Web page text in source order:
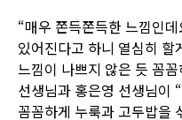
“매우 쫀득쫀득한 느낌인
있어진다고 하니 열심히
느낌이 나쁘지 않은 듯 꼼
선생님과 홍은영 선생님이
꼼꼼하게 누룩과 고두밥을